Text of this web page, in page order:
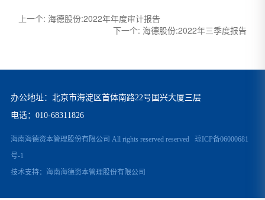
上一个: 海德股份:2022年年度审计报告
下一个: 海德股份:2022年三季度报告
办公地址：北京市海淀区首体南路22号国兴大厦三层
电话： 010-68311826
海南海德资本管理股份有限公司 All rights reserved reserved 琼ICP备06000681
号-1
技术支持： 海南海德资本管理股份有限公司